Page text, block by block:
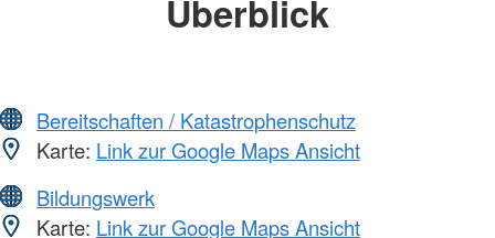
Überblick
Bereitschaften / Katastrophenschutz
Karte: Link zur Google Maps Ansicht
Bildungswerk
Karte: Link zur Google Maps Ansicht